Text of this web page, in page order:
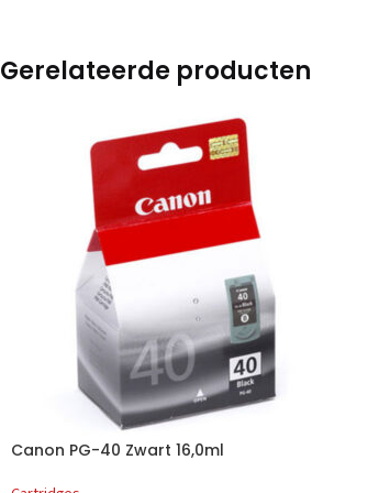
Gerelateerde producten
Canon PG-40 Zwart 16,0ml